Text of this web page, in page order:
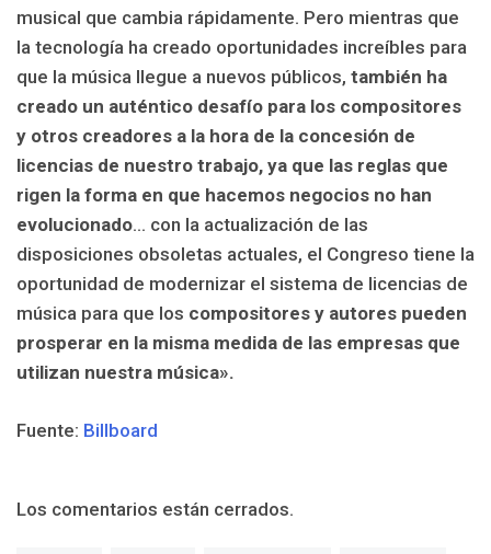
musical que cambia rápidamente. Pero mientras que
la tecnología ha creado oportunidades increíbles para
que la música llegue a nuevos públicos, también ha
creado un auténtico desafío para los compositores
y otros creadores a la hora de la concesión de
licencias de nuestro trabajo, ya que las reglas que
rigen la forma en que hacemos negocios no han
evolucionado… con la actualización de las
disposiciones obsoletas actuales, el Congreso tiene la
oportunidad de modernizar el sistema de licencias de
música para que los compositores y autores pueden
prosperar en la misma medida de las empresas que
utilizan nuestra música».
Fuente: Billboard
Los comentarios están cerrados.